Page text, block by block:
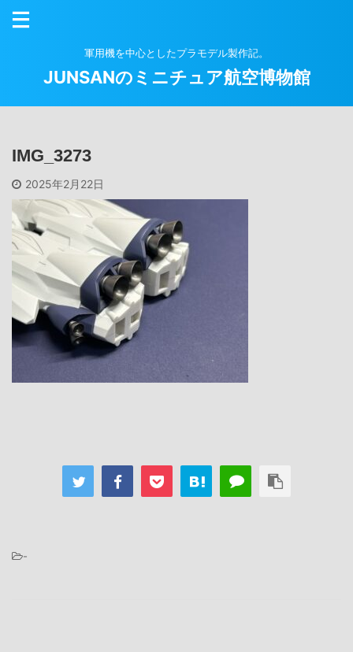
軍用機を中心としたプラモデル製作記。
JUNSANのミニチュア航空博物館
IMG_3273
2025年2月22日
-